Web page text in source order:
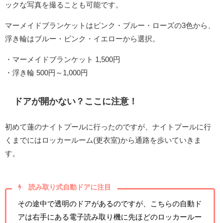
ックな写真を撮ることも可能です。
マーメイドブランケットはピンク・ブルー・ローズの3色から、
浮き輪はブルー・ピンク・イエローから選択。
・マーメイドブランケット 1,500円
・浮き輪 500円～1,000円
ドアが開かない？ここに注意！
初めて蓮のナイトプールに行ったのですが、ナイトプールに行
くまでにはロッカールーム(更衣室)から通路を歩いていきま
す。
読み取り式自動ドアに注目
その途中で透明のドアがあるのですが、こちらの自動ド
アは右手にある電子読み取り機に先ほどのロッカールー